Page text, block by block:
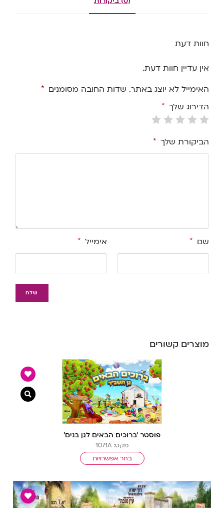
חוות דעת
אין עדיין חוות דעת.
האימייל לא יוצג באתר. שדות החובה מסומנים *
הדירוג שלך *
הביקורת שלך *
שם * אימייל *
מוצרים קשורים
פוסטר ‘ברוכים הבאים לגן בנים’
מקט: 1071A
בחר אפשרויות
צפייה